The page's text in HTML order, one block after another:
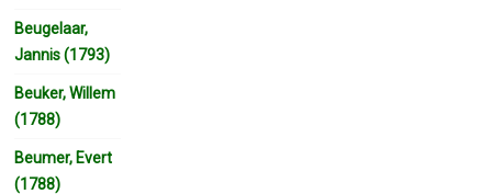
Beugelaar,
Jannis (1793)
Beuker, Willem
(1788)
Beumer, Evert
(1788)